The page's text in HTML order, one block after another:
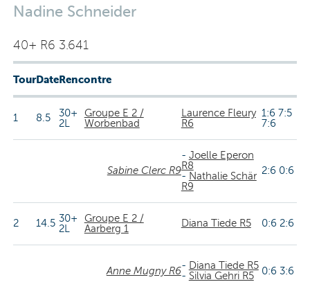
Nadine Schneider
40+ R6 3.641
TourDateRencontre
1 8.5
30+
2L
Groupe E 2 /
Worbenbad
Laurence Fleury
R6
1:6 7:5
7:6
Sabine Clerc R9
- Joelle Eperon
R8
- Nathalie Schär
R9
2:6 0:6
2 14.5 30+
2L
Groupe E 2 /
Aarberg 1
Diana Tiede R5 0:6 2:6
Anne Mugny R6- Diana Tiede R5
- Silvia Gehri R5 0:6 3:6